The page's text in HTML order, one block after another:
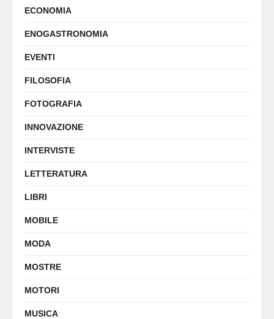
ECONOMIA
ENOGASTRONOMIA
EVENTI
FILOSOFIA
FOTOGRAFIA
INNOVAZIONE
INTERVISTE
LETTERATURA
LIBRI
MOBILE
MODA
MOSTRE
MOTORI
MUSICA